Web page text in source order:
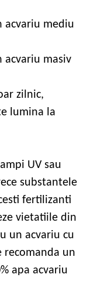
acvariu mediu
masiv
zilnic,
lumina la
UV sau
substantele
fertilizanti
vietatiile din
un acvariu cu
recomanda un
apa acvariu